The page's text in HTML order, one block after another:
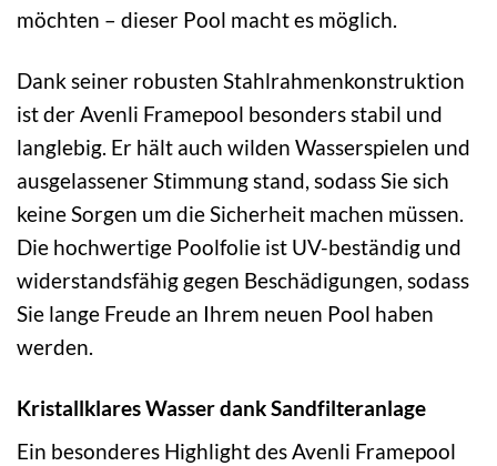
möchten – dieser Pool macht es möglich.
Dank seiner robusten Stahlrahmenkonstruktion
ist der Avenli Framepool besonders stabil und
langlebig. Er hält auch wilden Wasserspielen und
ausgelassener Stimmung stand, sodass Sie sich
keine Sorgen um die Sicherheit machen müssen.
Die hochwertige Poolfolie ist UV-beständig und
widerstandsfähig gegen Beschädigungen, sodass
Sie lange Freude an Ihrem neuen Pool haben
werden.
Kristallklares Wasser dank Sandfilteranlage
Ein besonderes Highlight des Avenli Framepool